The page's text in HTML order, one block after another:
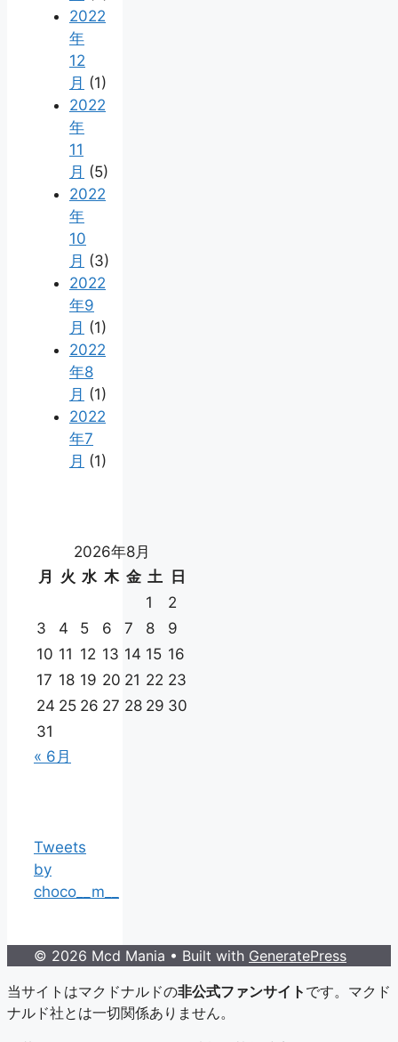
2022
年
12
月 (1)
2022
年
11
月 (5)
2022
年
10
月 (3)
2022
年9
月 (1)
2022
年8
月 (1)
2022
年7
月 (1)
2026年8月
月
火 水 木 金 土
日
1
2
3
4 5 6 7 8
9
10 11 12 13 14 15 16
17 18 19 20 21 22 23
24 25 26 27 28 29 30
31
« 6月
Tweets
by
choco__m__
© 2026 Mcd Mania • Built with GeneratePress
当サイトはマクドナルドの非公式ファンサイト です。マクド
ナルド社とは一切関係ありません。